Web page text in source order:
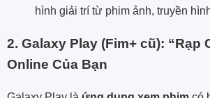
hình giải trí từ phim ảnh, truyền
2. Galaxy Play (Fim+ cũ): “Rạp
Online Của Bạn